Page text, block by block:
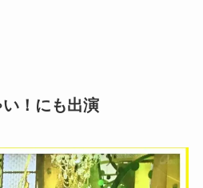
！にも出演